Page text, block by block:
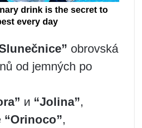
obrovská
od jemných po
и “Jolina”,
“Orinoco”,